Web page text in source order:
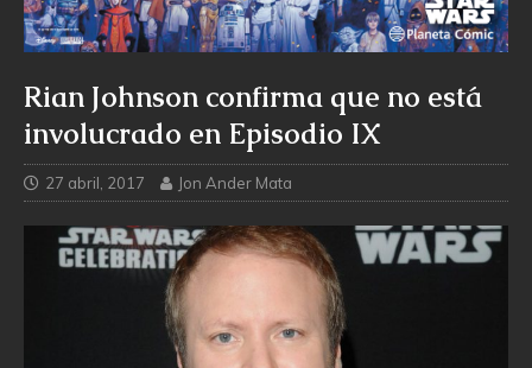
Rian Johnson confirma que no está
involucrado en Episodio IX
27 abril, 2017 Jon Ander Mata